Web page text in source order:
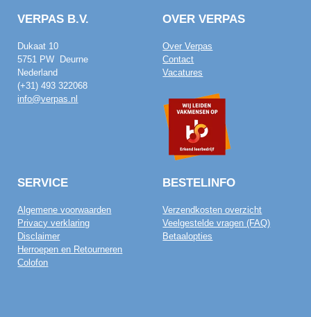
VERPAS B.V.
Dukaat 10
5751 PW Deurne
Nederland
(+31) 493 322068
info@verpas.nl
OVER VERPAS
Over Verpas
Contact
Vacatures
SERVICE
Algemene voorwaarden
Privacy verklaring
Disclaimer
Herroepen en Retourneren
Colofon
BESTELINFO
Verzendkosten overzicht
Veelgestelde vragen (FAQ)
Betaalopties